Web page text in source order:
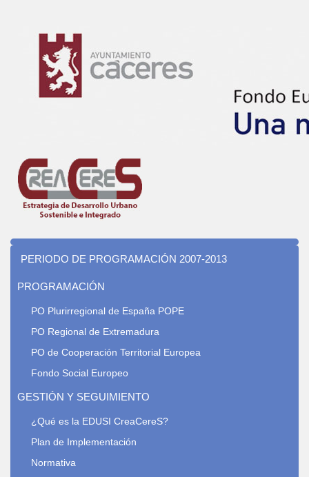
PERIODO DE PROGRAMACIÓN 2007-2013
PROGRAMACIÓN
PO Plurirregional de España POPE
PO Regional de Extremadura
PO de Cooperación Territorial Europea
Fondo Social Europeo
GESTIÓN Y SEGUIMIENTO
¿Qué es la EDUSI CreaCereS?
Plan de Implementación
Normativa